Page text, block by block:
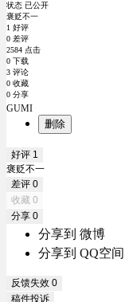
状态 已公开
褒贬不一
1 好评
0 差评
2584 点击
0 下载
3 评论
0 收藏
0 分享
GUMI
删除
好评 1
褒贬不一
差评 0
收藏 0
分享 0
分享到 微博
分享到 QQ空间
反馈失效 0
稿件投诉